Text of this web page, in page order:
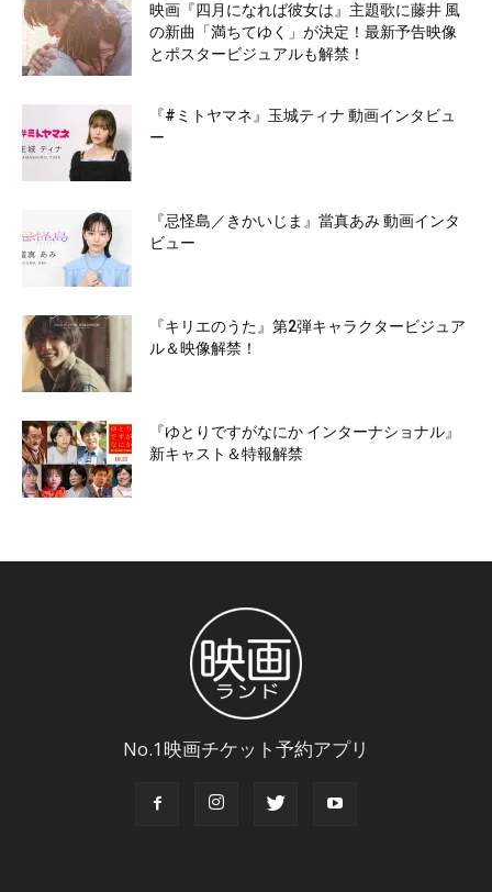
映画『四月になれば彼女は』主題歌に藤井 風
の新曲「満ちてゆく」が決定！最新予告映像
とポスタービジュアルも解禁！
『#ミトヤマネ』玉城ティナ 動画インタビュ
ー
『忌怪島／きかいじま』當真あみ 動画インタ
ビュー
『キリエのうた』第2弾キャラクタービジュア
ル＆映像解禁！
『ゆとりですがなにか インターナショナル』
新キャスト＆特報解禁
No.1映画チケット予約アプリ